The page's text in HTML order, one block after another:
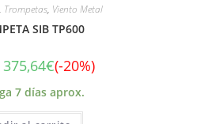
, Trompetas, Viento Metal
SIB TP600
375,64€(-20%)
7 días aprox.